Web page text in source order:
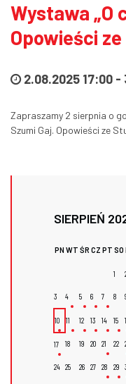
Wystawa „O
Opowieści
2.08.2025 17:00 -
Zapraszamy 2 sierpnia o
Szumi Gaj. Opowieści ze
SIERPIEŃ
PN WT ŚR CZ PT SO
1
3 4 5 6 7 8
10 11 12 13 14 15
17 18 19 20 21 22
24 25 26 27 28 29